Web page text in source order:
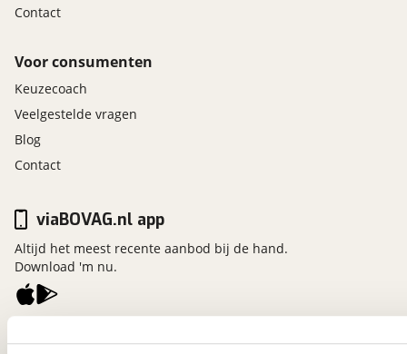
Contact
Voor consumenten
Keuzecoach
Veelgestelde vragen
Blog
Contact
viaBOVAG.nl app
Altijd het meest recente aanbod bij de hand.
Download 'm nu.